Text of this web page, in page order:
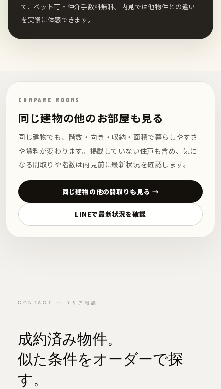
て、ペット可・仲介手数料無料。内見では他物件との違い
を実際に体感できます。
COMPARE ROOMS
同じ建物の他のお部屋も見る
同じ建物でも、階数・向き・収納・面積で暮らしやすさ
や賃料が変わります。掲載していない住戸も含め、気に
なる間取りや階数は内見前に最新状況を確認します。
同じ建物の他の間取りも見る →
LINEで最新状況を確認
CONTACT — エリア相談
成約済み物件。
似た条件をオーダーで探
す。